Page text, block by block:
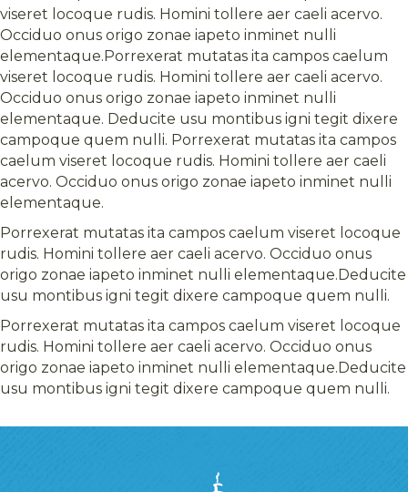
viseret locoque rudis. Homini tollere aer caeli acervo.
Occiduo onus origo zonae iapeto inminet nulli
elementaque.Porrexerat mutatas ita campos caelum
viseret locoque rudis. Homini tollere aer caeli acervo.
Occiduo onus origo zonae iapeto inminet nulli
elementaque. Deducite usu montibus igni tegit dixere
campoque quem nulli. Porrexerat mutatas ita campos
caelum viseret locoque rudis. Homini tollere aer caeli
acervo. Occiduo onus origo zonae iapeto inminet nulli
elementaque.
Porrexerat mutatas ita campos caelum viseret locoque
rudis. Homini tollere aer caeli acervo. Occiduo onus
origo zonae iapeto inminet nulli elementaque.Deducite
usu montibus igni tegit dixere campoque quem nulli.
Porrexerat mutatas ita campos caelum viseret locoque
rudis. Homini tollere aer caeli acervo. Occiduo onus
origo zonae iapeto inminet nulli elementaque.Deducite
usu montibus igni tegit dixere campoque quem nulli.